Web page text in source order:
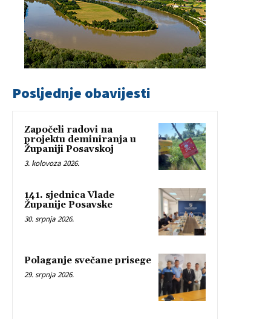
Posljednje obavijesti
Započeli radovi na
projektu deminiranja u
Županiji Posavskoj
3. kolovoza 2026.
141. sjednica Vlade
Županije Posavske
30. srpnja 2026.
Polaganje svečane prisege
29. srpnja 2026.